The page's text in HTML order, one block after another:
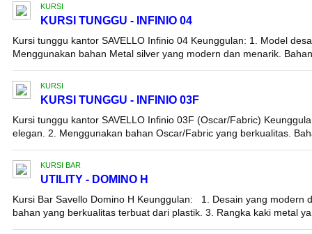
KURSI
KURSI TUNGGU - INFINIO 04
Kursi tunggu kantor SAVELLO Infinio 04 Keunggulan: 1. Model
Menggunakan bahan Metal silver yang modern dan menarik.
KURSI
KURSI TUNGGU - INFINIO 03F
Kursi tunggu kantor SAVELLO Infinio 03F (Oscar/Fabric)
elegan. 2. Menggunakan bahan Oscar/Fabric yang berkualitas.
KURSI BAR
UTILITY - DOMINO H
Kursi Bar Savello Domino H Keunggulan: 1. Desain yang modern
bahan yang berkualitas terbuat dari plastik. 3. Rangka kaki metal